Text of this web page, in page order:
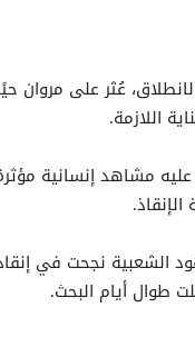
عُثر على مروان
اللازمة.
مشاهد إنسانية
الشعبية نجحت في
طوال أيام البحث.